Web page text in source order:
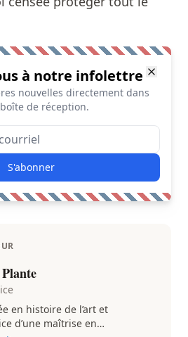
à notre infolettre
nouvelles directement dans
de réception.
S'abonner
en histoire de l’art et
d’une maîtrise en